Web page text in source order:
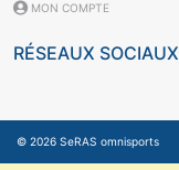
MON COMPTE
RÉSEAUX SOCIAUX
© 2026 SeRAS omnisports